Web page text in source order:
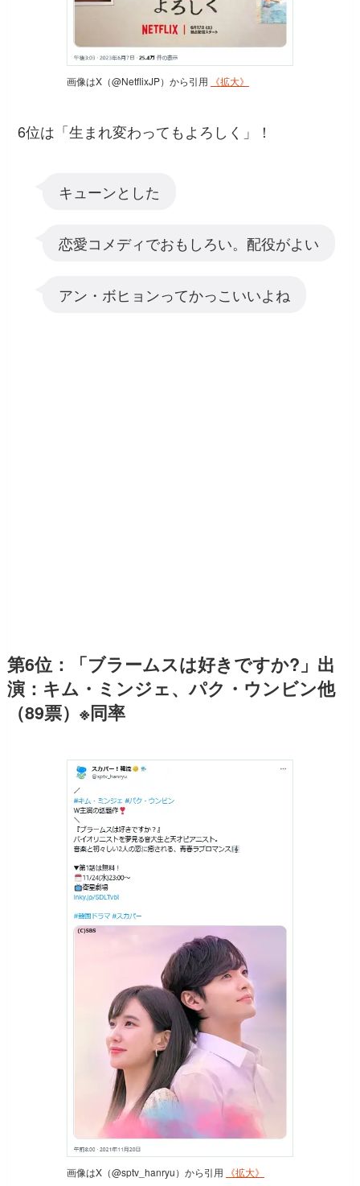
画像はX（@NetflixJP）から引用 《拡大》
6位は「生まれ変わってもよろしく」！
キューンとした
恋愛コメディでおもしろい。配役がよい
アン・ボヒョンってかっこいいよね
第6位：「ブラームスは好きですか?」出
演：キム・ミンジェ、パク・ウンビン他
（89票）※同率
画像はX（@sptv_hanryu）から引用 《拡大》